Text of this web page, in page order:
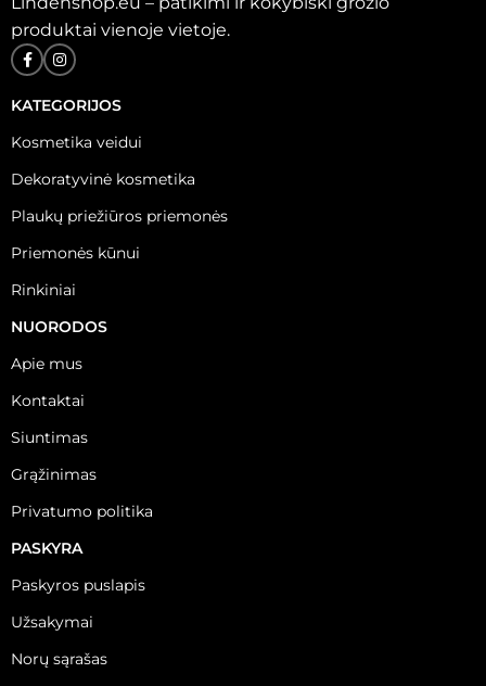
produktai vienoje vietoje.
KATEGORIJOS
Kosmetika veidui
Dekoratyvinė kosmetika
Plaukų priežiūros priemonės
Priemonės kūnui
Rinkiniai
NUORODOS
Apie mus
Kontaktai
Siuntimas
Grąžinimas
Privatumo politika
PASKYRA
Paskyros puslapis
Užsakymai
Norų sąrašas